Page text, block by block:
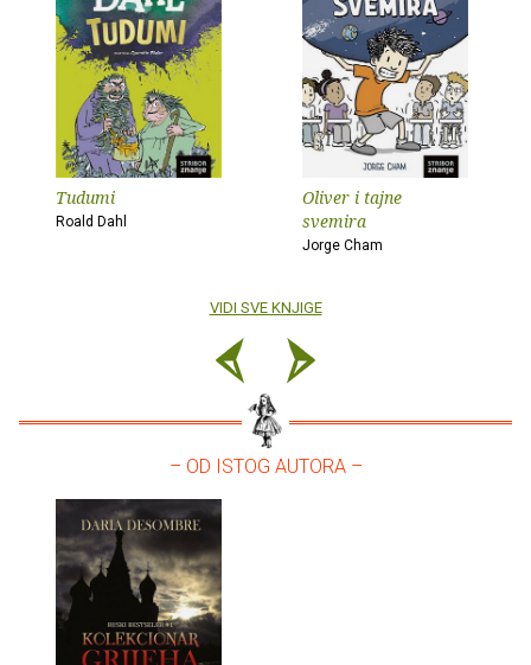
Tudumi
Roald Dahl
Oliver i tajne
svemira
Jorge Cham
VIDI SVE KNJIGE
– OD ISTOG AUTORA –